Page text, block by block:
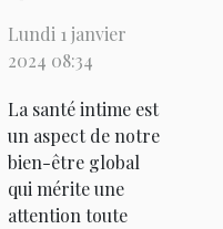
lubrifiants
pour la
santé intime
Lundi 1 janvier
2024 08:34
La santé intime est
un aspect de notre
bien-être global
qui mérite une
attention toute